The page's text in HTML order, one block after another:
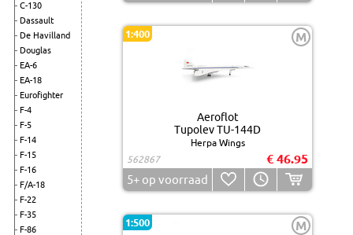
C-130
Dassault
De Havilland
Douglas
EA-6
EA-18
Eurofighter
F-4
F-5
F-14
F-15
F-16
F/A-18
F-22
F-35
F-86
1:400 M
Aeroflot
Tupolev TU-144D
Herpa Wings
562867
€ 46.95
5+ op voorraad
1:500 M